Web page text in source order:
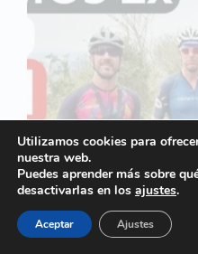
Utilizamos cookies para
nuestra web.
Puedes aprender más sobre
desactivarlas en los ajustes.
Aceptar Ajustes